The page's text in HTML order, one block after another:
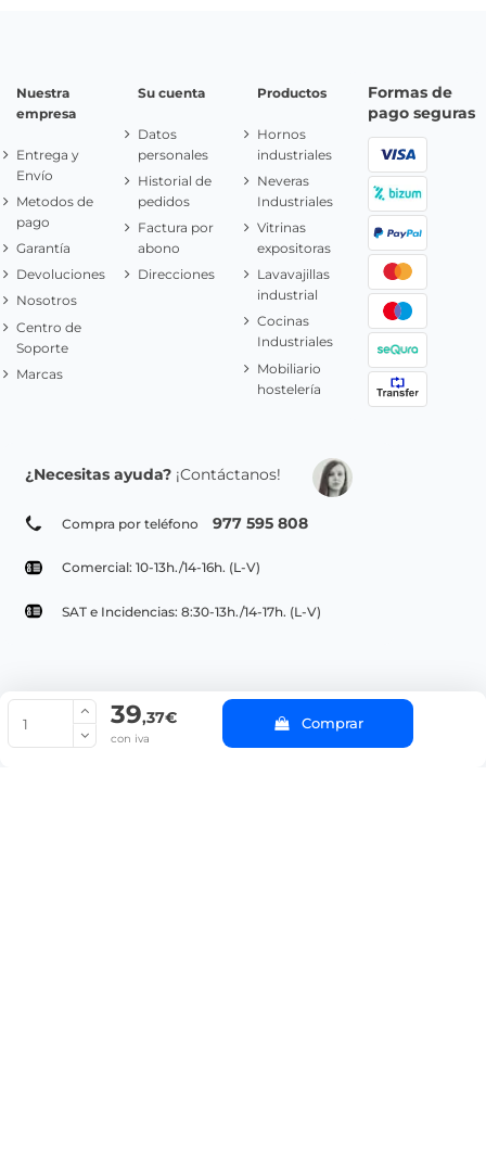
39,37€
con iva
Comprar
Nuestra
empresa
Entrega y
Envío
Metodos de
pago
Garantía
Devoluciones
Nosotros
Centro de
Soporte
Marcas
Su cuenta
Datos
personales
Historial de
pedidos
Factura por
abono
Direcciones
Productos
Hornos
industriales
Neveras
Industriales
Vitrinas
expositoras
Lavavajillas
industrial
Cocinas
Industriales
Mobiliario
hostelería
Formas de
pago seguras
¿Necesitas ayuda? ¡Contáctanos!
Compra por teléfono 977 595 808
Comercial: 10-13h./14-16h. (L-V)
SAT e Incidencias: 8:30-13h./14-17h. (L-V)
© Copyright 2022 PepeBar.com |
Aviso legal y
Condiciones generales de compra |
Blog